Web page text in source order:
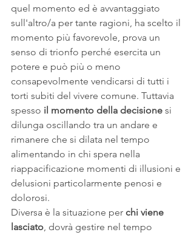
quel momento ed è avvantaggiato
sull'altro/a per tante ragioni, ha scelto il
momento più favorevole, prova un
senso di trionfo perché esercita un
potere e può più o meno
consapevolmente vendicarsi di tutti i
torti subiti del vivere comune. Tuttavia
spesso il momento della decisione si
dilunga oscillando tra un andare e
rimanere che si dilata nel tempo
alimentando in chi spera nella
riappacificazione momenti di illusioni e
delusioni particolarmente penosi e
dolorosi.
Diversa è la situazione per chi viene
lasciato, dovrà gestire nel tempo